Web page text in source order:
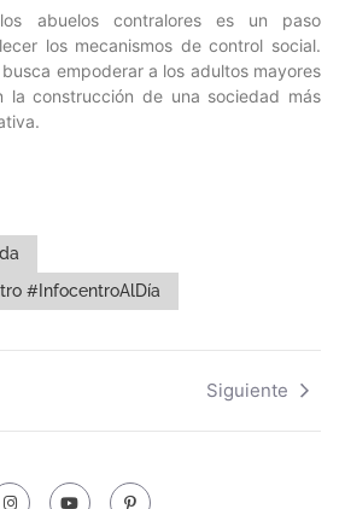
abuelos contralores es un paso
los mecanismos de control social.
empoderar a los adultos mayores
la construcción de una sociedad más
#InfocentroAlDía
Siguiente